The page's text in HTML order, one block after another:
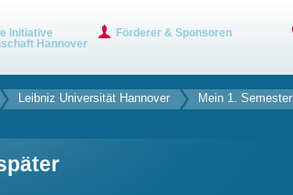
Initiative
Hannover
Förderer & Sponsoren
Leibniz Universität Hannover Mein 1. Semester